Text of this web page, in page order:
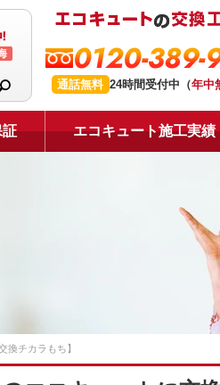
0120-389-
通話無料 24時間受付中（年中
証 エコキュート施工実績
換チカラもち】